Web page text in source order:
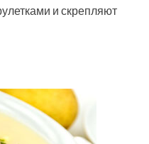
и скрепляют